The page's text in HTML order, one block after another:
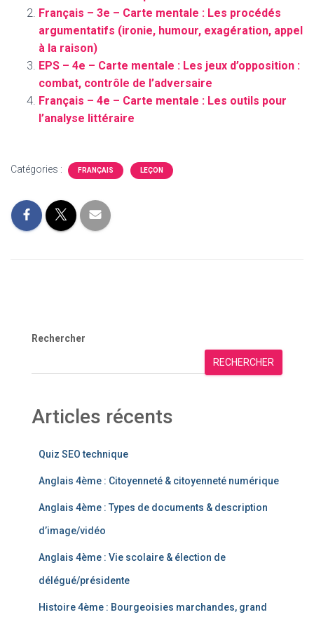
Français – 3e – Carte mentale : Les procédés
argumentatifs (ironie, humour, exagération, appel
à la raison)
EPS – 4e – Carte mentale : Les jeux d’opposition :
combat, contrôle de l’adversaire
Français – 4e – Carte mentale : Les outils pour
l’analyse littéraire
Catégories : FRANÇAIS LEÇON
Rechercher
RECHERCHER
Articles récents
Quiz SEO technique
Anglais 4ème : Citoyenneté & citoyenneté numérique
Anglais 4ème : Types de documents & description
d’image/vidéo
Anglais 4ème : Vie scolaire & élection de
délégué/présidente
Histoire 4ème : Bourgeoisies marchandes, grand